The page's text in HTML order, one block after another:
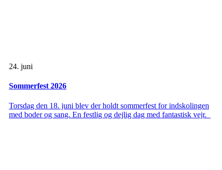
24. juni
Sommerfest 2026
Torsdag den 18. juni blev der holdt sommerfest for indskolingen
med boder og sang. En festlig og dejlig dag med fantastisk vejr.